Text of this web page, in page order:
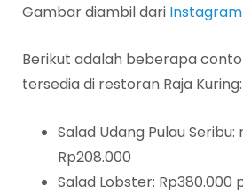
Gambar diambil dari
Berikut adalah beberapa
tersedia di restoran Raja
Salad Udang Pulau Seribu:
Rp208.000
Salad Lobster: Rp380.000